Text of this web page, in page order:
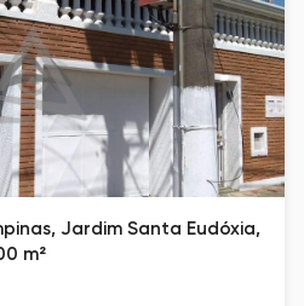
Jardim Santa Eudóxia,
m²